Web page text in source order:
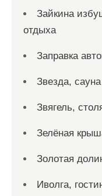
Зайкина
отдыха
Заправка
Звезда, сауна
Звягель,
Зелёная
Золотая
Иволга,